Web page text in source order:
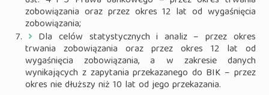
zobowiązania oraz przez okres 12 lat od wygaśnięcia
zobowiązania;
Dla celów statystycznych i analiz – przez okres
trwania zobowiązania oraz przez okres 12 lat od
wygaśnięcia zobowiązania, a w zakresie danych
wynikających z zapytania przekazanego do BIK – przez
okres nie dłuższy niż 10 lat od jego przekazania.